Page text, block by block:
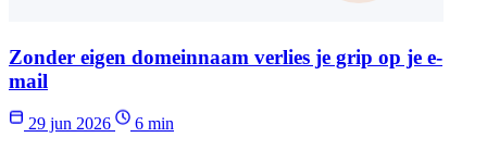
Zonder eigen domeinnaam verlies je grip op je e-
mail
29 jun 2026
6 min